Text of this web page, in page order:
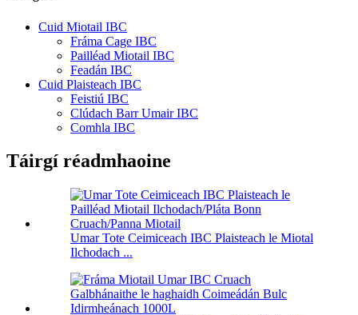
Cuid Miotail IBC
Fráma Cage IBC
Pailléad Miotail IBC
Feadán IBC
Cuid Plaisteach IBC
Feistiú IBC
Clúdach Barr Umair IBC
Comhla IBC
Táirgí réadmhaoine
Umar Tote Ceimiceach IBC Plaisteach le Miotal
Ilchodach ...